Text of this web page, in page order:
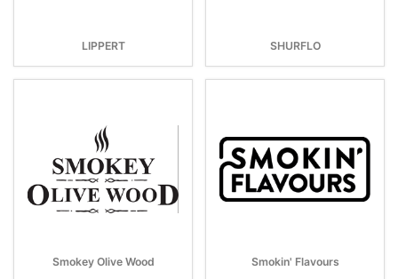
LIPPERT SHURFLO
Smokey Olive Wood Smokin' Flavours